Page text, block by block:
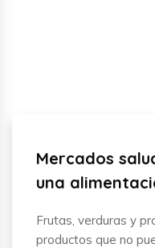
Mercados
una
Frutas, verduras y
productos que no